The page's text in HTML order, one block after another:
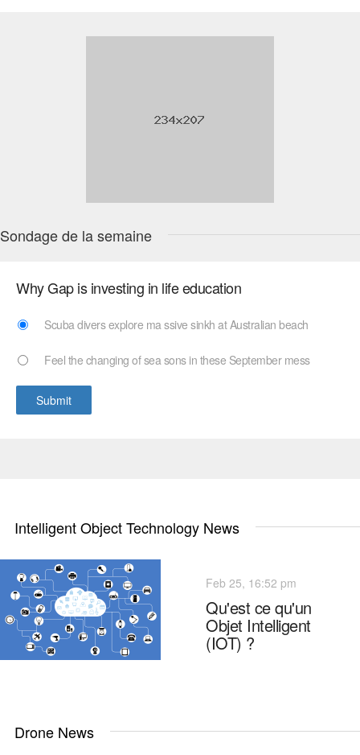
Sondage de la semaine
Why Gap is investing in life education
Scuba divers explore ma ssive sinkh at Australian beach
Feel the changing of sea sons in these September mess
Intelligent Object Technology News
Feb 25, 16:52 pm
Qu'est ce qu'un
Objet Intelligent
(IOT) ?
Drone News